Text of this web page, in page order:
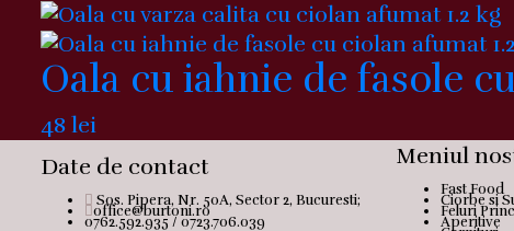
Oala cu iahnie de fasole
48 lei
Date de contact
Sos. Pipera, Nr. 50A, Sector 2, Bucuresti;
office@burtoni.ro
0762.592.935 / 0723.706.039
Meniul
Fast Food
Ciorbe si
Feluri
Aperitive